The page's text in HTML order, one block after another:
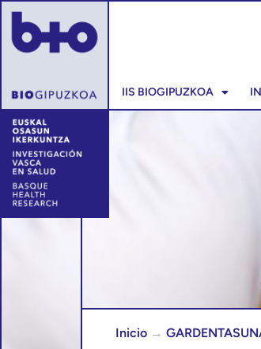
IIS BIOGIPUZKOA
Inicio →